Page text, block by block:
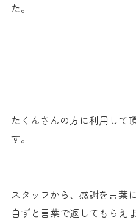
た。
たくんさんの方に利用して
す。
スタッフから、感謝を言葉
自ずと言葉で返してもらえ